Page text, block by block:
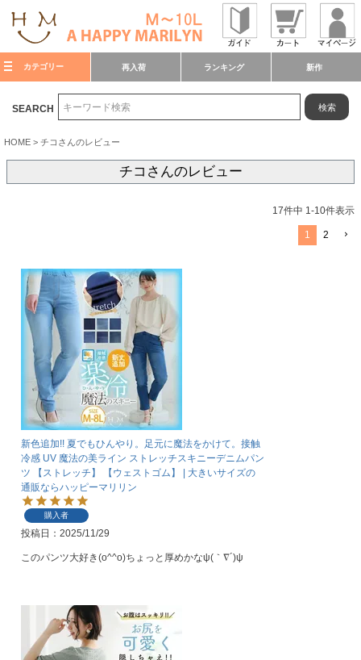
カテゴリー 再入荷 ランキング 新作
SEARCH 検索
HOME チコさんのレビュー
チコさんのレビュー
17件中 1-10件表示
1 2
新色追加!! 夏でもひんやり。足元に魔法をかけて。接触
冷感 UV 魔法の美ライン ストレッチスキニーデニムパン
ツ 【ストレッチ】 【ウェストゴム】 | 大きいサイズの
通販ならハッピーマリリン
購入者
投稿日 2025/11/29
このパンツ大好き(o^^o)ちょっと厚めかなψ(｀∇´)ψ